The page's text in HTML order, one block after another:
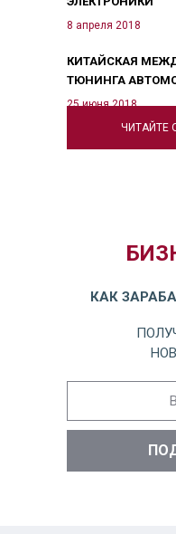
ЧИТАЙТЕ
8 апреля 2018
КИТАЙСКАЯ
ТЮНИНГА
25 июня 2018
КАК